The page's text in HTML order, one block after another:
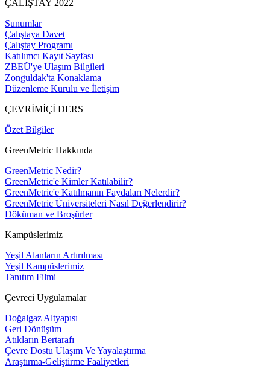
ÇALIŞTAY 2022
Sunumlar
Çalıştaya Davet
Çalıştay Programı
Katılımcı Kayıt Sayfası
ZBEÜ'ye Ulaşım Bilgileri
Zonguldak'ta Konaklama
Düzenleme Kurulu ve İletişim
ÇEVRİMİÇİ DERS
Özet Bilgiler
GreenMetric Hakkında
GreenMetric Nedir?
GreenMetric'e Kimler Katılabilir?
GreenMetric'e Katılmanın Faydaları Nelerdir?
GreenMetric Üniversiteleri Nasıl Değerlendirir?
Döküman ve Broşürler
Kampüslerimiz
Yeşil Alanların Artırılması
Yeşil Kampüslerimiz
Tanıtım Filmi
Çevreci Uygulamalar
Doğalgaz Altyapısı
Geri Dönüşüm
Atıkların Bertarafı
Çevre Dostu Ulaşım Ve Yayalaştırma
Araştırma-Geliştirme Faaliyetleri